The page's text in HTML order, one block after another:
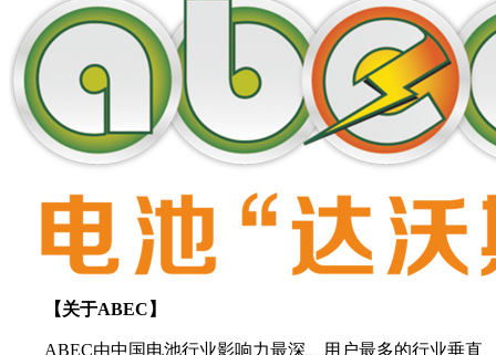
【关于ABEC】
ABEC由中国电池行业影响力最深、用户最多的行业垂直